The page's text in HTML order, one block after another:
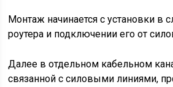
Монтаж начинается с установки в
роутера и подключении его от
Далее в отдельном кабельном
связанной с силовыми линиями,